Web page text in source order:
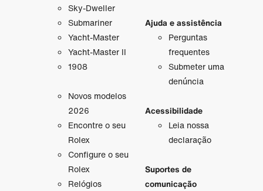
Sky-Dweller
Submariner
Yacht-Master
Yacht-Master II
1908
Novos modelos
2026
Encontre o seu
Rolex
Configure o seu
Rolex
Relógios
Ajuda e assistência
Perguntas
frequentes
Submeter uma
denúncia
Acessibilidade
Leia nossa
declaração
Suportes de
comunicação